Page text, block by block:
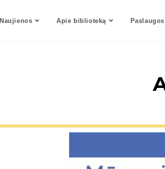
Naujienos Apie biblioteką Paslaugos